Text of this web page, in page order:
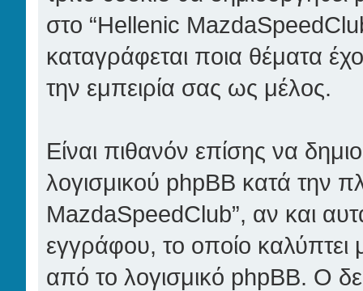
στο “Hellenic
καταγράφεται ποια θέματα
την εμπειρία σας ως μέλος.
Είναι πιθανόν επίσης να
λογισμικού phpBB κατά την
MazdaSpeedClub”, αν και
εγγράφου, το οποίο καλύπτει
από το λογισμικό phpBB. Ο